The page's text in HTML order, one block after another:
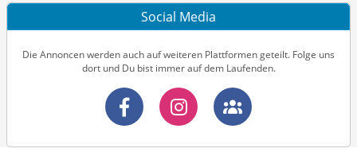
Social Media
Die Annoncen werden auch auf weiteren Plattformen geteilt. Folge uns
dort und Du bist immer auf dem Laufenden.